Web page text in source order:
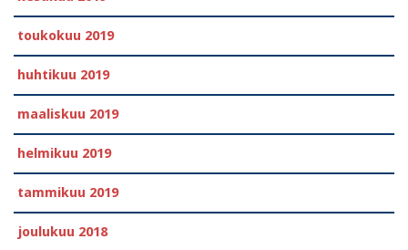
toukokuu 2019
huhtikuu 2019
maaliskuu 2019
helmikuu 2019
tammikuu 2019
joulukuu 2018